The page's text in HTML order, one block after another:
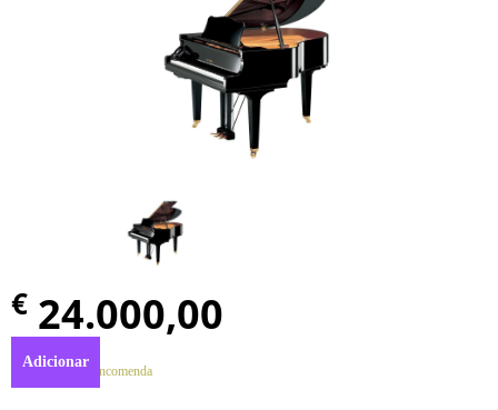
€ 24.000,00
Disponível por encomenda
Adicionar